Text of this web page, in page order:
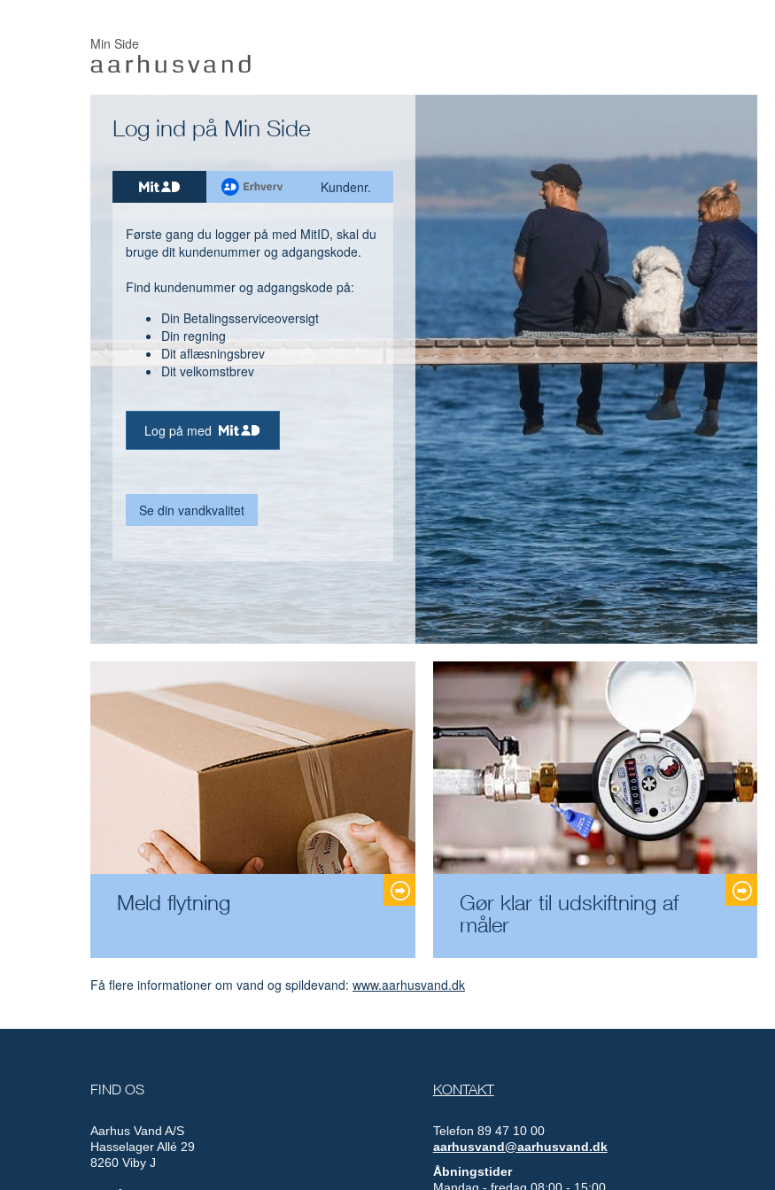
Min Side
Log ind på Min Side
Kundenr.
Første gang du logger på med MitID, skal du
bruge dit kundenummer og adgangskode.
Find kundenummer og adgangskode på:
Din Betalingsserviceoversigt
Din regning
Dit aflæsningsbrev
Dit velkomstbrev
Log på med
Se din vandkvalitet
Meld flytning
Gør klar til udskiftning af
måler
Få flere informationer om vand og spildevand: www.aarhusvand.dk
FIND OS
Aarhus Vand A/S
Hasselager Allé 29
8260 Viby J
KONTAKT
Telefon 89 47 10 00
aarhusvand@aarhusvand.dk
Åbningstider